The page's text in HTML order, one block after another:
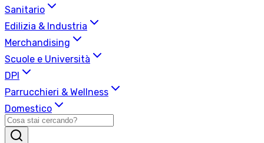
Sanitario
Edilizia & Industria
Merchandising
Scuole e Università
DPI
Parrucchieri & Wellness
Domestico